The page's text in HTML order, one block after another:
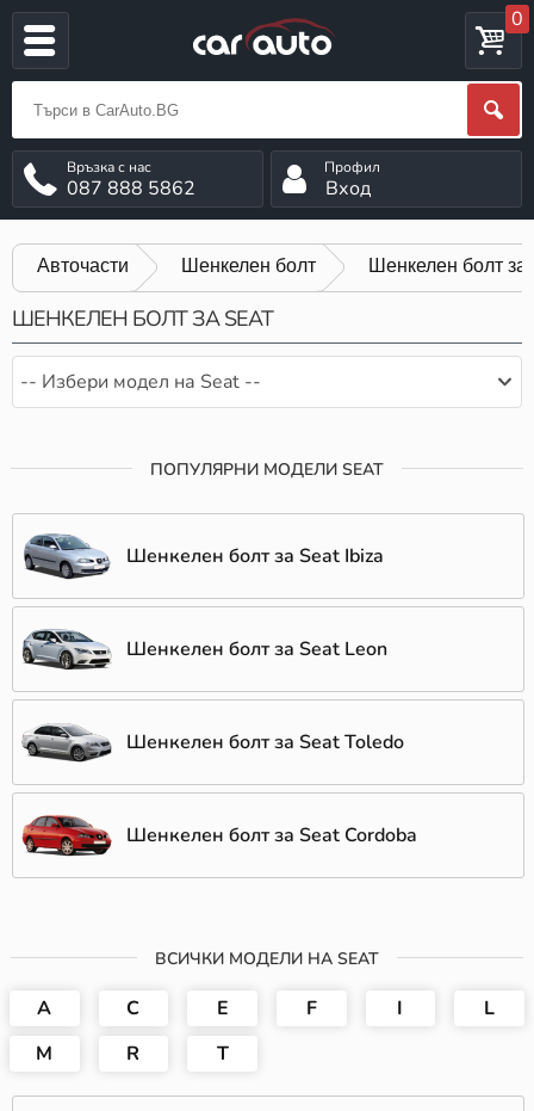
0
087 888 5862 Вход
Авточасти Шенкелен болт Шенкелен болт за
ШЕНКЕЛЕН БОЛТ ЗА SEAT
-- Избери модел на Seat --
ПОПУЛЯРНИ МОДЕЛИ SEAT
Шенкелен болт за Seat Ibiza
Шенкелен болт за Seat Leon
Шенкелен болт за Seat Toledo
Шенкелен болт за Seat Cordoba
ВСИЧКИ МОДЕЛИ НА SEAT
A C E F I
L
M
R T